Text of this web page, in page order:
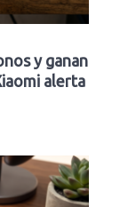
y ganan
alerta